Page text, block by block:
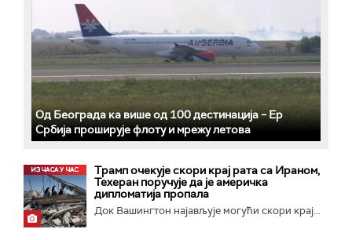
Од Београда ка више од 100 дестинација – Ер
Србија проширује флоту и мрежу летова
Трамп очекује скори крај рата са Ираном,
Техеран поручује да је америчка
дипломатија пропала
Док Вашингтон најављује могући скори крај...